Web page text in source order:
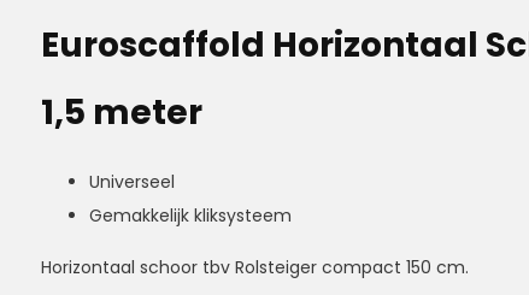
Euroscaffold Horizontaal
1,5 meter
Universeel
Gemakkelijk kliksysteem
Horizontaal schoor tbv Rolsteiger compact 150 cm.